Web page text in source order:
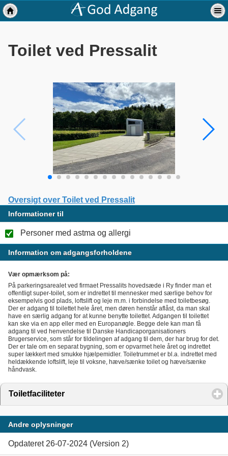
Toilet ved Pressalit
Oversigt over Toilet ved Pressalit
Informationer til
Personer med astma og allergi
Information om adgangsforholdene
Vær opmærksom på:
På parkeringsarealet ved firmaet Pressalits hovedsæde i Ry finder man et
offentligt super-toilet, som er indrettet til mennesker med særlige behov for
eksempelvis god plads, loftslift og leje m.m. i forbindelse med toiletbesøg.
Der er adgang til toilettet hele året, men døren henstår aflåst, da man skal
have en særlig adgang for at kunne benytte toilettet. Adgangen til toilettet
kan ske via en app eller med en Europanøgle. Begge dele kan man få
adgang til ved henvendelse til Danske Handicaporganisationers
Brugerservice, som står for tildelingen af adgang til dem, der har brug for det.
Der er tale om en separat bygning, som er opvarmet hele året og indrettet
super lækkert med smukke hjælpemidler. Toiletrummet er bl.a. indrettet med
heldækkende loftslift, leje til voksne, hæve/sænke toilet og hæve/sænke
håndvask.
Toiletfaciliteter
Andre oplysninger
Opdateret 26-07-2024 (Version 2)